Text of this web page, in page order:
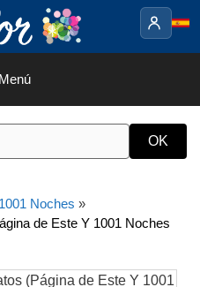
Menú
Noches »
de Este Y 1001 Noches